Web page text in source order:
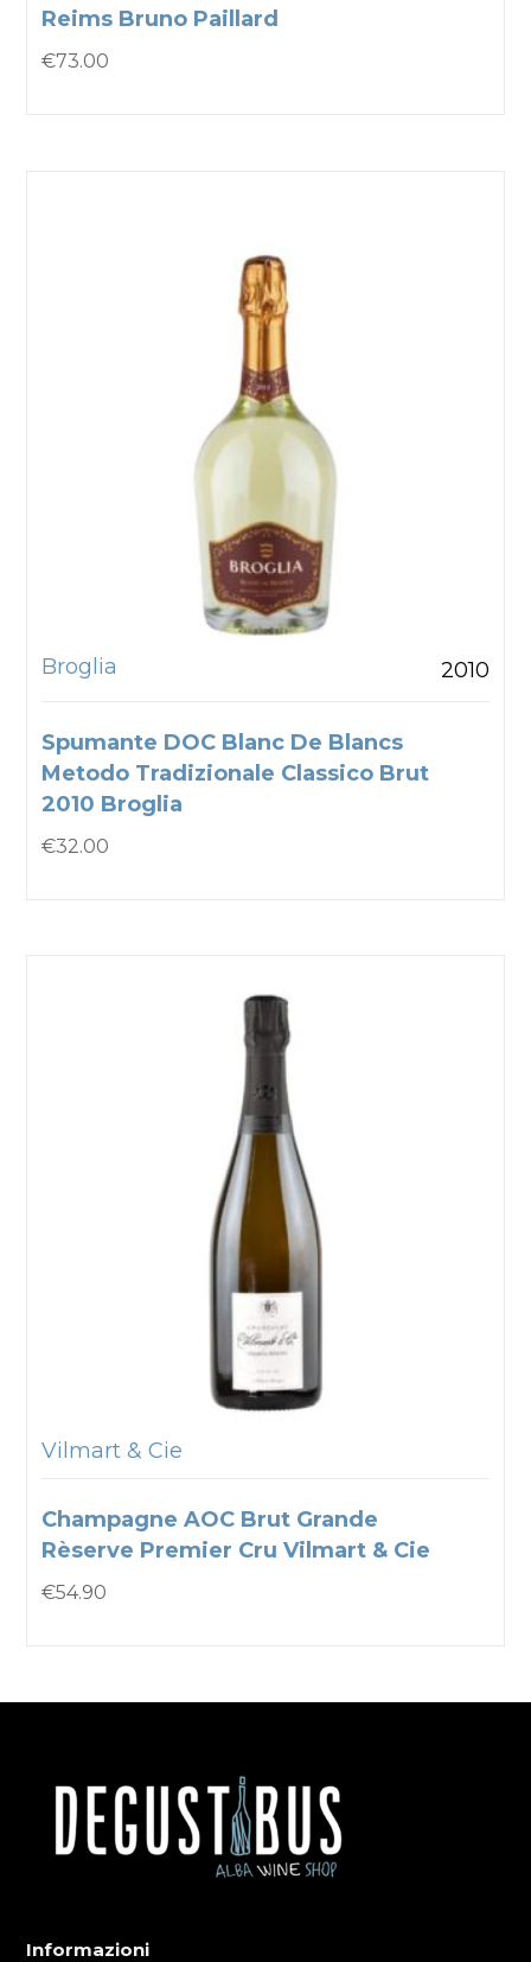
Reims Bruno Paillard
€73.00
Broglia 2010
Spumante DOC Blanc De Blancs
Metodo Tradizionale Classico Brut
2010 Broglia
€32.00
Vilmart & Cie
Champagne AOC Brut Grande
Rèserve Premier Cru Vilmart & Cie
€54.90
Informazioni